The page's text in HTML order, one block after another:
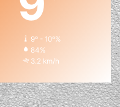
9º - 10º%
84%
3.2 km/h